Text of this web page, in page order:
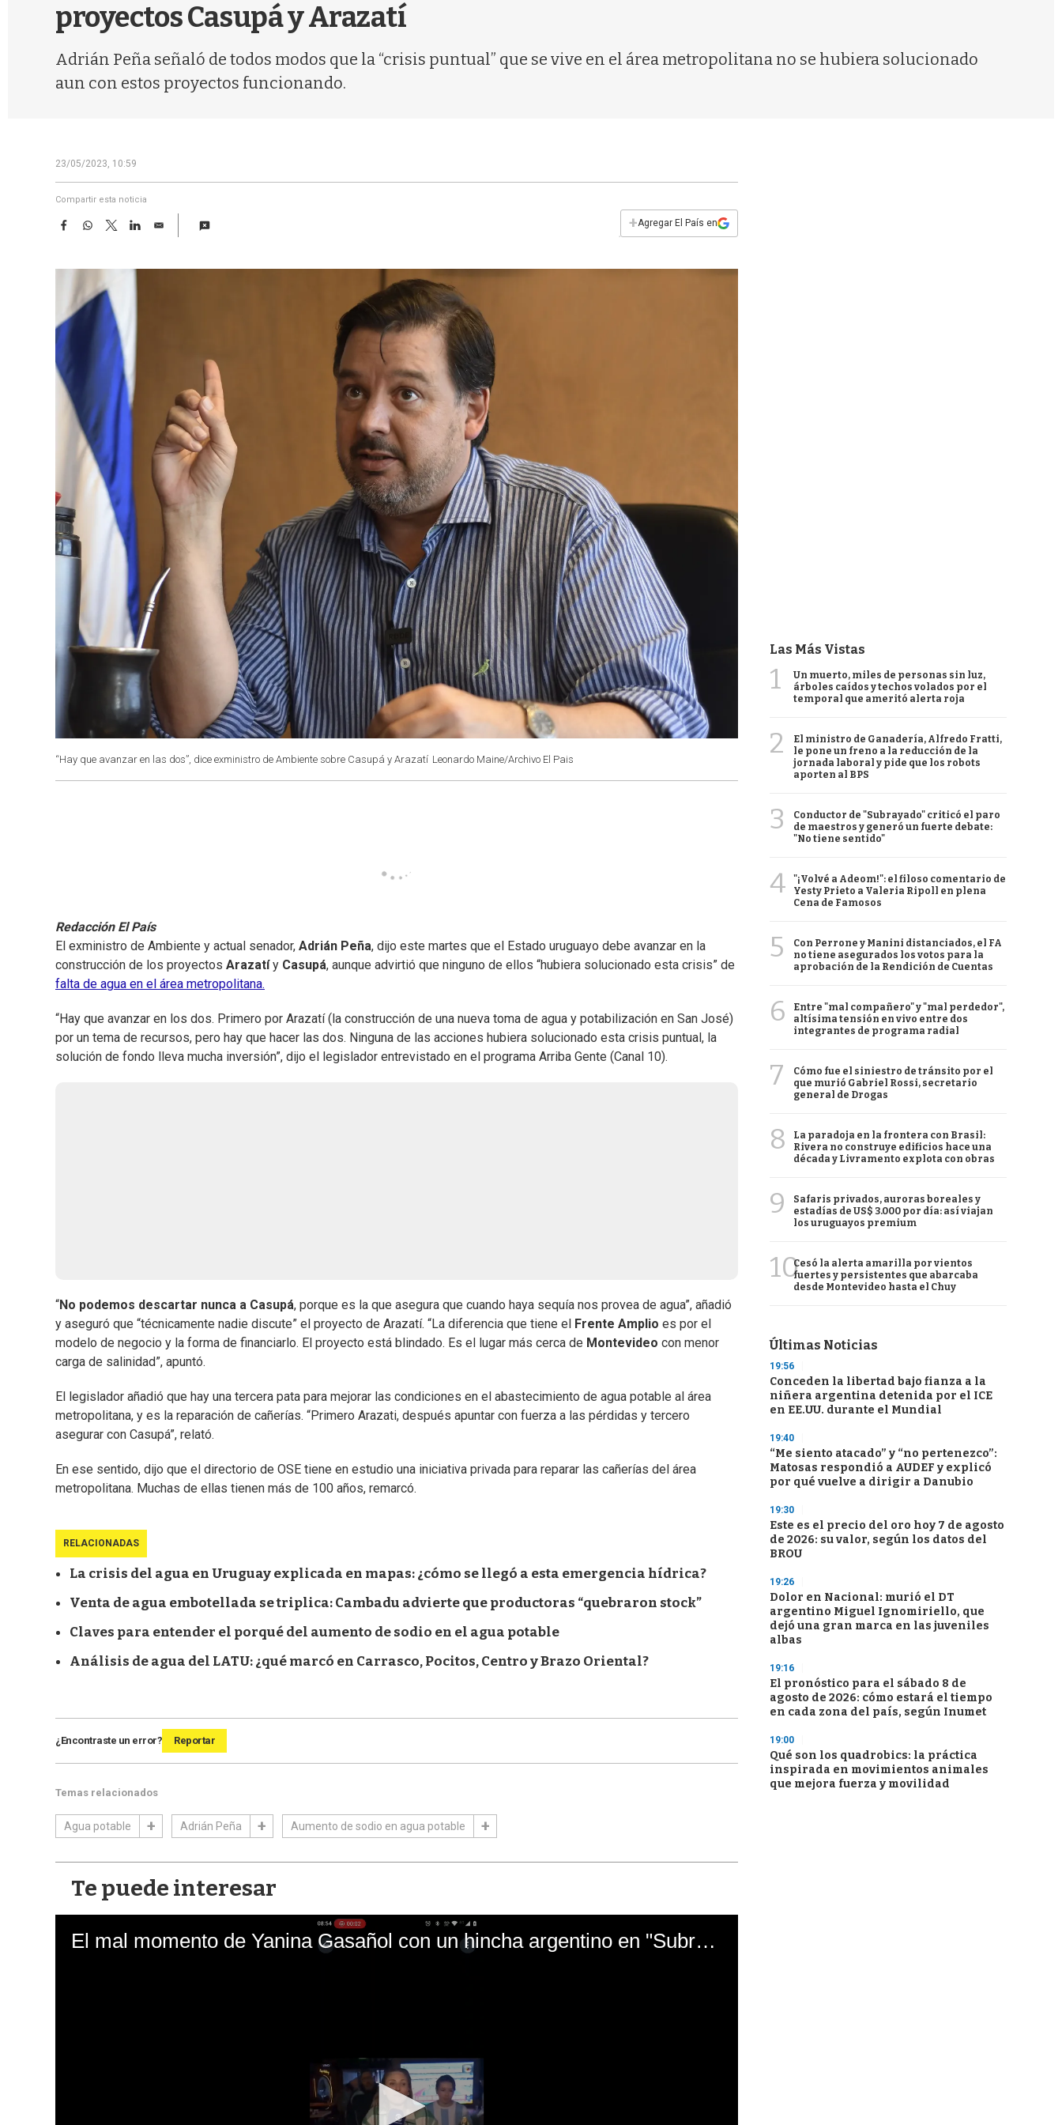
proyectos Casupá y Arazatí
Adrián Peña señaló de todos modos que la “crisis puntual” que se vive en el área metropolitana no se hubiera solucionado
aun con estos proyectos funcionando.
23/05/2023, 10:59
Compartir esta noticia
F
e
o
o
k
W
t
A
T
w
t
r
L
k
n
E
i
+Agregar El País en
“Hay que avanzar en las dos”, dice exministro de Ambiente sobre Casupá y Arazatí Leonardo Maine/Archivo El Pais
Redacción El País
El exministro de Ambiente y actual senador, Adrián Peña, dijo este martes que el Estado uruguayo debe avanzar en la
construcción de los proyectos Arazatíy Casupá, aunque advirtió que ninguno de ellos “hubiera solucionado esta crisis” de
falta de agua en el área metropolitana.
“Hay que avanzar en los dos. Primero por Arazatí (la construcción de una nueva toma de agua y potabilización en San José)
por un tema de recursos, pero hay que hacer las dos. Ninguna de las acciones hubiera solucionado esta crisis puntual, la
solución de fondo lleva mucha inversión”, dijo el legislador entrevistado en el programa Arriba Gente (Canal 10).
“No podemos descartar nunca a Casupá, porque es la que asegura que cuando haya sequía nos provea de agua”, añadió
y aseguró que “técnicamente nadie discute” el proyecto de Arazatí. “La diferencia que tiene el
Frente Amplio es por el
modelo de negocio y la forma de financiarlo. El proyecto está blindado. Es el lugar más cerca de Montevideo con menor
carga de salinidad”, apuntó.
El legislador añadió que hay una tercera pata para mejorar las condiciones en el abastecimiento de agua potable al área
metropolitana, y es la reparación de cañerías. “Primero Arazati, después apuntar con fuerza a las pérdidas y tercero
asegurar con Casupá”, relató.
En ese sentido, dijo que el directorio de OSE tiene en estudio una iniciativa privada para reparar las cañerías del área
metropolitana. Muchas de ellas tienen más de 100 años, remarcó.
RELACIONADAS
La crisis del agua en Uruguay explicada en mapas: ¿cómo se llegó a esta emergencia hídrica?
Venta de agua embotellada se triplica: Cambadu advierte que productoras “quebraron stock”
Claves para entender el porqué del aumento de sodio en el agua potable
Análisis de agua del LATU: ¿qué marcó en Carrasco, Pocitos, Centro y Brazo Oriental?
¿Encontraste un error? Reportar
Temas relacionados
Agua potable Adrián Peña Aumento de sodio en agua potable
Te puede interesar
El mal momento de Yanina Gasañol con un hincha argentino en "Subrayado"
Las Más Vistas
1
Un muerto, miles de personas sin luz,
árboles caídos y techos volados por el
temporal que ameritó alerta roja
2
El ministro de Ganadería, Alfredo Fratti,
le pone un freno a la reducción de la
jornada laboral y pide que los robots
aporten al BPS
3
Conductor de "Subrayado" criticó el paro
de maestros y generó un fuerte debate:
"No tiene sentido"
4
"¡Volvé a Adeom!": el filoso comentario de
Yesty Prieto a Valeria Ripoll en plena
Cena de Famosos
5
Con Perrone y Manini distanciados, el FA
no tiene asegurados los votos para la
aprobación de la Rendición de Cuentas
6
Entre "mal compañero" y "mal perdedor",
altísima tensión en vivo entre dos
integrantes de programa radial
7
Cómo fue el siniestro de tránsito por el
que murió Gabriel Rossi, secretario
general de Drogas
8
La paradoja en la frontera con Brasil:
Rivera no construye edificios hace una
década y Livramento explota con obras
9
Safaris privados, auroras boreales y
estadías de US$ 3.000 por día: así viajan
los uruguayos premium
10Cesó la alerta amarilla por vientos
fuertes y persistentes que abarcaba
desde Montevideo hasta el Chuy
Últimas Noticias
19:56
Conceden la libertad bajo fianza a la
niñera argentina detenida por el ICE
en EE.UU. durante el Mundial
19:40
“Me siento atacado” y “no pertenezco”:
Matosas respondió a AUDEF y explicó
por qué vuelve a dirigir a Danubio
19:30
Este es el precio del oro hoy 7 de agosto
de 2026: su valor, según los datos del
BROU
19:26
Dolor en Nacional: murió el DT
argentino Miguel Ignomiriello, que
dejó una gran marca en las juveniles
albas
19:16
El pronóstico para el sábado 8 de
agosto de 2026: cómo estará el tiempo
en cada zona del país, según Inumet
19:00
Qué son los quadrobics: la práctica
inspirada en movimientos animales
que mejora fuerza y movilidad